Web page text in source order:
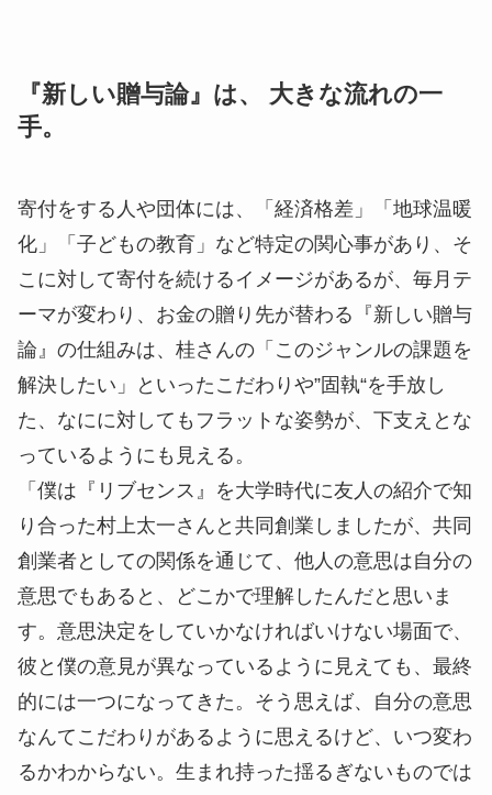
『新しい贈与論』は、 大きな流れの一
手。
寄付をする人や団体には、「経済格差」「地球温暖
化」「子どもの教育」など特定の関心事があり、そ
こに対して寄付を続けるイメージがあるが、毎月テ
ーマが変わり、お金の贈り先が替わる『新しい贈与
論』の仕組みは、桂さんの「このジャンルの課題を
解決したい」といったこだわりや”固執“を手放し
た、なにに対してもフラットな姿勢が、下支えとな
っているようにも見える。
「僕は『リブセンス』を大学時代に友人の紹介で知
り合った村上太一さんと共同創業しましたが、共同
創業者としての関係を通じて、他人の意思は自分の
意思でもあると、どこかで理解したんだと思いま
す。意思決定をしていかなければいけない場面で、
彼と僕の意見が異なっているように見えても、最終
的には一つになってきた。そう思えば、自分の意思
なんてこだわりがあるように思えるけど、いつ変わ
るかわからない。生まれ持った揺るぎないものでは